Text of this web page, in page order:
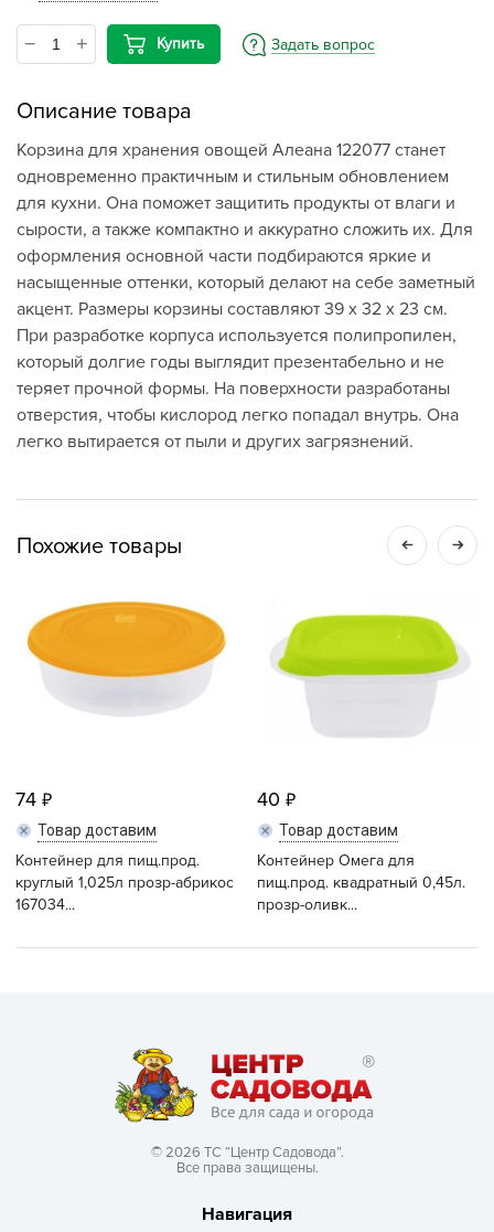
Купить Задать вопрос
Описание товара
Корзина для хранения овощей Алеана 122077 станет
одновременно практичным и стильным обновлением
для кухни. Она поможет защитить продукты от влаги и
сырости, а также компактно и аккуратно сложить их. Для
оформления основной части подбираются яркие и
насыщенные оттенки, который делают на себе заметный
акцент. Размеры корзины составляют 39 х 32 х 23 см.
При разработке корпуса используется полипропилен,
который долгие годы выглядит презентабельно и не
теряет прочной формы. На поверхности разработаны
отверстия, чтобы кислород легко попадал внутрь. Она
легко вытирается от пыли и других загрязнений.
Похожие товары
74
Товар доставим
Контейнер для пищ.прод.
круглый 1,025л прозр-абрикос
167034...
40
Товар доставим
Контейнер Омега для
пищ.прод. квадратный 0,45л.
прозр-оливк...
© 2026 ТС “Центр Садовода”.
Все права защищены.
Навигация